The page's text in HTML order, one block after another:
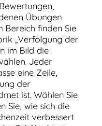
Übungen
Bereich finden Sie
„Verfolgung der
im Bild die
Jeder
eine Zeile,
der
ist. Wählen Sie
Sie, wie sich die
verbessert